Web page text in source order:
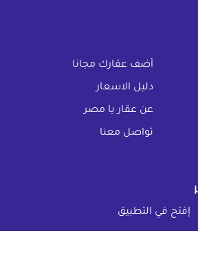
إفتح في التطبيق
أضف عقارك مجانا
دليل الاسعار
عن عقار يا مصر
تواصل معنا